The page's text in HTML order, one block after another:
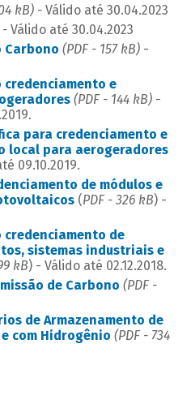
kB) - Válido até 30.04.2023
- Válido até 30.04.2023
Carbono (PDF - 157 kB)-
credenciamento e
(PDF - 144 kB) -
para credenciamento e
local para aerogeradores
09.10.2019.
de módulos e
(PDF - 326 kB) -
credenciamento de
sistemas industriais e
kB) - Válido até 02.12.2018.
de Carbono (PDF -
de Armazenamento de
com Hidrogênio (PDF - 734